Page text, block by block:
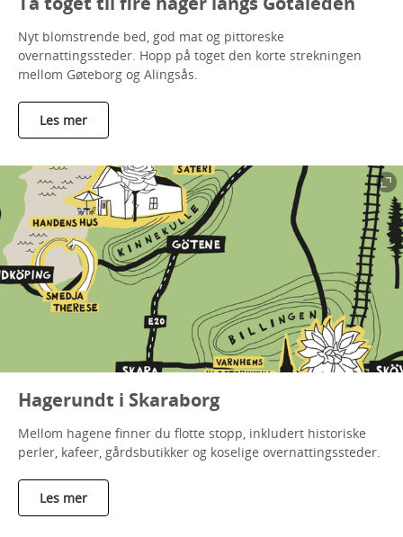
Nyt blomstrende bed, god mat og pittoreske
overnattingssteder. Hopp på toget den korte strekningen
mellom Gøteborg og Alingsås.
Les mer
Hagerundt i Skaraborg
Mellom hagene finner du flotte stopp, inkludert historiske
perler, kafeer, gårdsbutikker og koselige overnattingssteder.
Les mer